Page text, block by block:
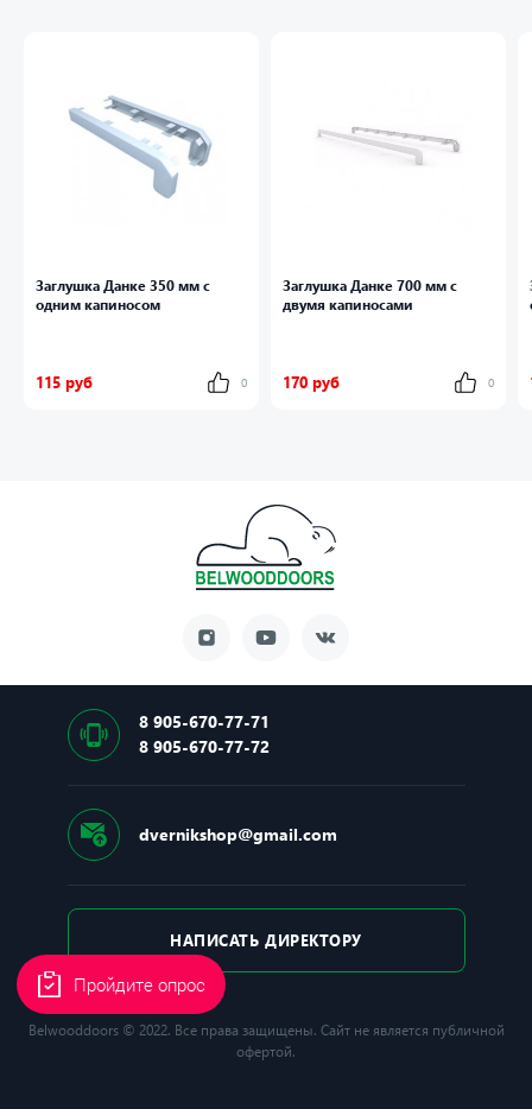
Заглушка Данке 350 мм с
одним капиносом
115 руб 0
Заглушка Данке 700 мм с
двумя капиносами
170 руб 0
8 905-670-77-71
8 905-670-77-72
dvernikshop@gmail.com
НАПИСАТЬ ДИРЕКТОРУ
Belwooddoors © 2022. Все права защищены. Сайт не является публичной
офертой.
Пройдите опрос